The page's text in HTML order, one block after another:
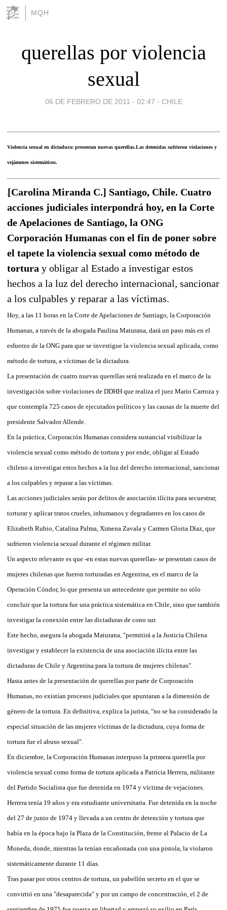
MQH
querellas por violencia
sexual
06 DE FEBRERO DE 2011 - 02:47 - CHILE
Violencia sexual en dictadura: presentan nuevas querellas.Las detenidas sufrieron violaciones y
vejámenes sistemáticos.
[Carolina Miranda C.] Santiago, Chile. Cuatro
acciones judiciales interpondrá hoy, en la Corte
de Apelaciones de Santiago, la ONG
Corporación Humanas con el fin de poner sobre
el tapete la violencia sexual como método de
tortura y obligar al Estado a investigar estos
hechos a la luz del derecho internacional, sancionar
a los culpables y reparar a las víctimas.
Hoy, a las 11 horas en la Corte de Apelaciones de Santiago, la Corporación
Humanas, a través de la abogada Paulina Maturana, dará un paso más en el
esfuerzo de la ONG para que se investigue la violencia sexual aplicada, como
método de tortura, a víctimas de la dictadura.
La presentación de cuatro nuevas querellas será realizada en el marco de la
investigación sobre violaciones de DDHH que realiza el juez Mario Carroza y
que contempla 725 casos de ejecutados políticos y las causas de la muerte del
presidente Salvador Allende.
En la práctica, Corporación Humanas considera sustancial visibilizar la
violencia sexual como método de tortura y por ende, obligar al Estado
chileno a investigar estos hechos a la luz del derecho internacional, sancionar
a los culpables y reparar a las víctimas.
Las acciones judiciales serán por delitos de asociación ilícita para secuestrar,
torturar y aplicar tratos crueles, inhumanos y degradantes en los casos de
Elizabeth Rubio, Catalina Palma, Ximena Zavala y Carmen Gloria Díaz, que
sufrieron violencia sexual durante el régimen militar.
Un aspecto relevante es que -en estas nuevas querellas- se presentan casos de
mujeres chilenas que fueron torturadas en Argentina, en el marco de la
Operación Cóndor, lo que presenta un antecedente que permite no sólo
concluir que la tortura fue una práctica sistemática en Chile, sino que también
investigar la conexión entre las dictaduras de cono sur.
Este hecho, asegura la abogada Maturana, "permitirá a la Justicia Chilena
investigar y establecer la existencia de una asociación ilícita entre las
dictaduras de Chile y Argentina para la tortura de mujeres chilenas".
Hasta antes de la presentación de querellas por parte de Corporación
Humanas, no existían procesos judiciales que apuntaran a la dimensión de
género de la tortura. En definitiva, explica la jurista, "no se ha considerado la
especial situación de las mujeres víctimas de la dictadura, cuya forma de
tortura fue el abuso sexual".
En diciembre, la Corporación Humanas interpuso la primera querella por
violencia sexual como forma de tortura aplicada a Patricia Herrera, militante
del Partido Socialista que fue detenida en 1974 y víctima de vejaciones.
Herrera tenía 19 años y era estudiante universitaria. Fue detenida en la noche
del 27 de junio de 1974 y llevada a un centro de detención y tortura que
había en la época bajo la Plaza de la Constitución, frente al Palacio de La
Moneda, donde, mientras la tenían encañonada con una pistola, la violaron
sistemáticamente durante 11 días.
Tras pasar por otros centros de tortura, un pabellón secreto en el que se
convirtió en una "desaparecida" y por un campo de concentración, el 2 de